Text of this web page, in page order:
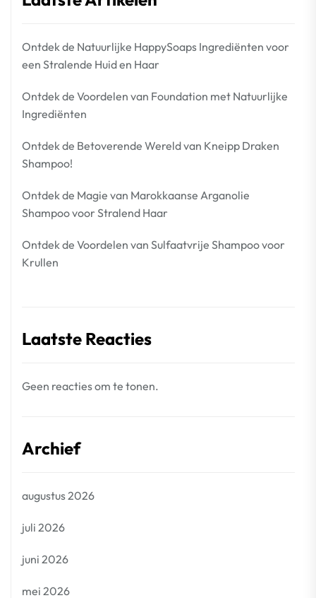
Ontdek de Natuurlijke HappySoaps Ingrediënten voor
een Stralende Huid en Haar
Ontdek de Voordelen van Foundation met Natuurlijke
Ingrediënten
Ontdek de Betoverende Wereld van Kneipp Draken
Shampoo!
Ontdek de Magie van Marokkaanse Arganolie
Shampoo voor Stralend Haar
Ontdek de Voordelen van Sulfaatvrije Shampoo voor
Krullen
Laatste Reacties
Geen reacties om te tonen.
Archief
augustus 2026
juli 2026
juni 2026
mei 2026